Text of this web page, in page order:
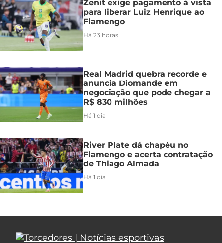
Zenit exige pagamento à vista
para liberar Luiz Henrique ao
Flamengo
Há 23 horas
Real Madrid quebra recorde e
anuncia Diomande em
negociação que pode chegar a
R$ 830 milhões
Há 1 dia
River Plate dá chapéu no
Flamengo e acerta contratação
de Thiago Almada
Há 1 dia